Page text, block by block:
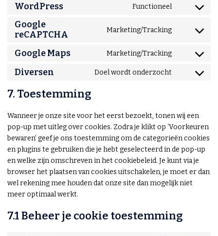
WordPress Functioneel
Google
reCAPTCHA
Marketing/Tracking
Google Maps Marketing/Tracking
Diversen Doel wordt onderzocht
7. Toestemming
Wanneer je onze site voor het eerst bezoekt, tonen wij een
pop-up met uitleg over cookies. Zodra je klikt op ‘Voorkeuren
bewaren’ geef je ons toestemming om de categorieën cookies
en plugins te gebruiken die je hebt geselecteerd in de pop-up
en welke zijn omschreven in het cookiebeleid. Je kunt via je
browser het plaatsen van cookies uitschakelen, je moet er dan
wel rekening mee houden dat onze site dan mogelijk niet
meer optimaal werkt.
7.1 Beheer je cookie toestemming